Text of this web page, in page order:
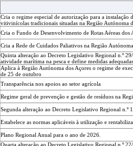
Cria o regime especial de autorização para a
vitivinícolas tradicionais situadas na Região Autónoma
Cria o Fundo de Desenvolvimento de Rotas Aéreas dos
Cria a Rede de Cuidados Paliativos na Região
Quinta alteração ao Decreto Legislativo Regional n.º
atividade marítima na pesca e define medidas
Aplica à Região Autónoma dos Açores o regime de
de 25 de outubro
Transparência nos apoios ao setor agrícola
Regime geral de prevenção e gestão de resíduos na
Segunda alteração ao Decreto Legislativo Regional n.º
Estabelece as normas aplicáveis à utilização e
Plano Regional Anual para o ano de 2026.
Quarta alteração ao Decreto Legislativo Regional n.º